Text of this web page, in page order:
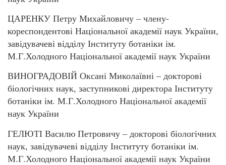
ЦАРЕНКУ Петру Михайловичу – члену-
кореспондентові Національної академії наук України,
завідувачеві відділу Інституту ботаніки ім.
М.Г.Холодного Національної академії наук України
ВИНОГРАДОВІЙ Оксані Миколаївні – докторові
біологічних наук, заступникові директора Інституту
ботаніки ім. М.Г.Холодного Національної академії
наук України
ГЕЛЮТІ Василю Петровичу – докторові біологічних
наук, завідувачеві відділу Інституту ботаніки ім.
М.Г.Холодного Національної академії наук України